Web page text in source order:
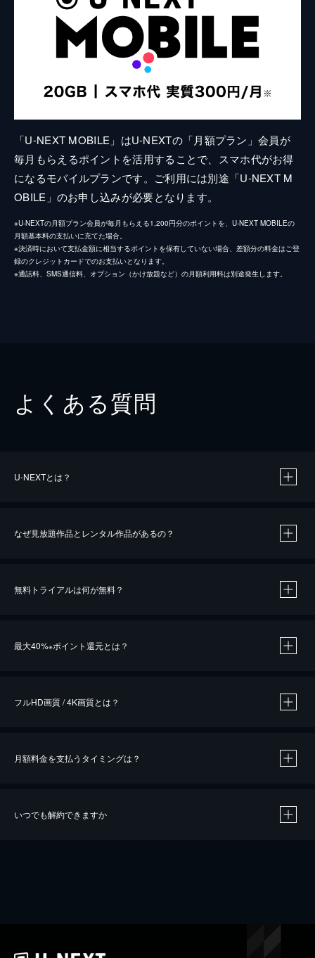
「U-NEXT MOBILE」はU-NEXTの「月額プラン」会員が
毎月もらえるポイントを活用することで、スマホ代がお得
になるモバイルプランです。ご利用には別途「U-NEXT M
OBILE」のお申し込みが必要となります。
※U-NEXTの月額プラン会員が毎月もらえる1,200円分のポイントを、U-NEXT MOBILEの
月額基本料の支払いに充てた場合。
※決済時において支払金額に相当するポイントを保有していない場合、差額分の料金はご登
録のクレジットカードでのお支払いとなります。
※通話料、SMS通信料、オプション（かけ放題など）の月額利用料は別途発生します。
よくある質問
U-NEXTとは？
なぜ見放題作品とレンタル作品があるの？
無料トライアルは何が無料？
最大40%※ポイント還元とは？
※40％ポイント還元の対象は、クレジットカード決済による作品の購入 / レンタルです。
iOSアプリのUコイン決済による作品の購入 / レンタルは、20％のポイント還元です。
フルHD画質 / 4K画質とは？
月額料金を支払うタイミングは？
いつでも解約できますか